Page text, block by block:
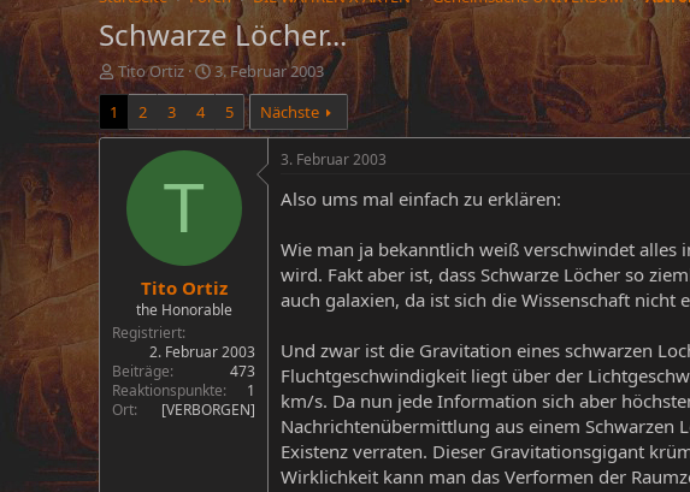
Schwarze Löcher...
E
r
t
Tito Ortiz
E
r
t
e
m
3. Februar 2003
1
2 3 4 5 Nächste
T
Tito Ortiz
the Honorable
Registriert
2. Februar 2003
Beiträge
473
Reaktionspunkte
1
Ort
[VERBORGEN]
3. Februar 2003
Also ums mal einfach zu erklären:
Wie man ja bekanntlich weiß verschwindet alles
wird. Fakt aber ist, dass Schwarze Löcher so
auch galaxien, da ist sich die Wissenschaft
Und zwar ist die Gravitation eines schwarzen
Fluchtgeschwindigkeit liegt über der
km/s. Da nun jede Information sich aber
Nachrichtenübermittlung aus einem Schwarzen
Existenz verraten. Dieser Gravitationsgigant
Wirklichkeit kann man das Verformen der